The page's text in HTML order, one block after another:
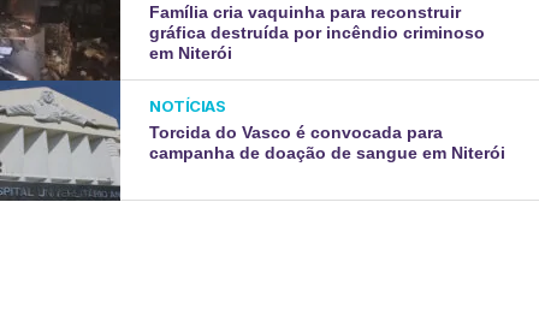
Família cria vaquinha para reconstruir
gráfica destruída por incêndio criminoso
em Niterói
NOTÍCIAS
Torcida do Vasco é convocada para
campanha de doação de sangue em Niterói